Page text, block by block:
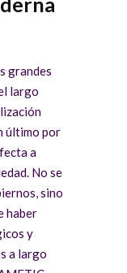
grandes
largo
último por
a
No se
sino
haber
y
a largo